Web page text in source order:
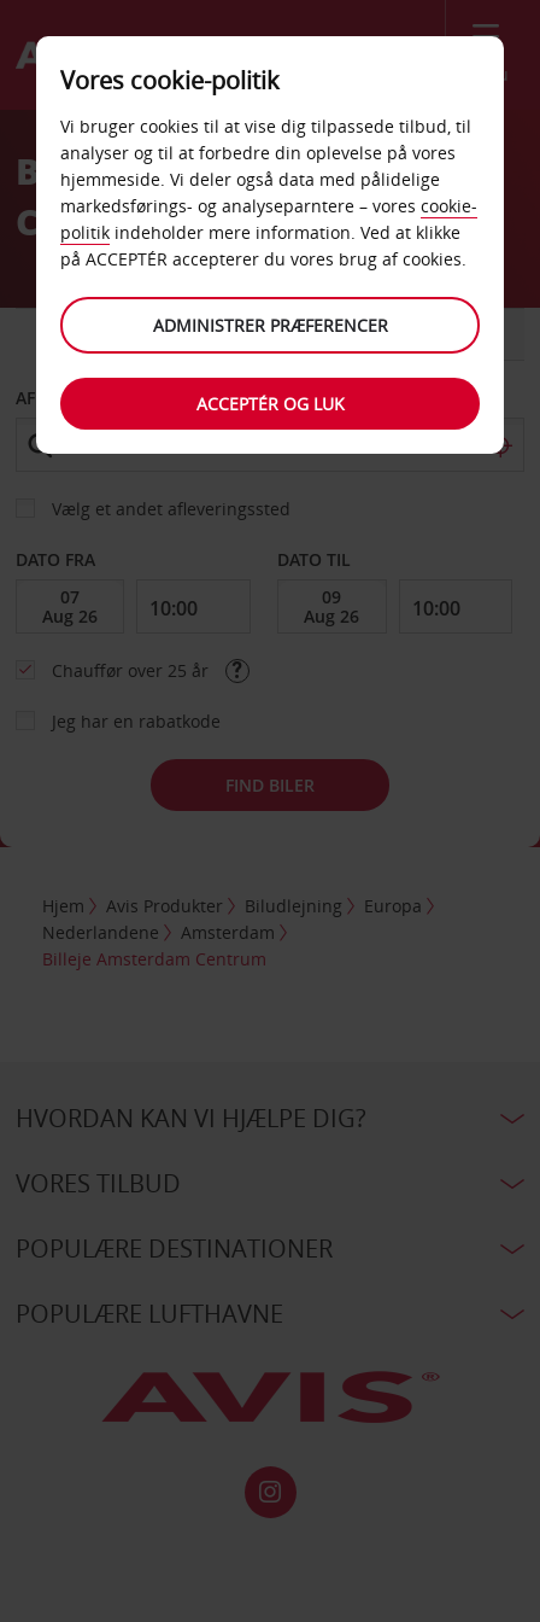
Menu
Welcome
AvisBilleje Amsterdam
Centrum
VAREVOGN
AFHENT FRA
Vælg et andet afleveringssted
DATO FRA DATO TIL
Chauffør over 25 år
Jeg har en rabatkode
FIND BILER
Hjem Avis Produkter Biludlejning
Europa
Nederlandene
Amsterdam
Billeje Amsterdam Centrum
HVORDAN KAN VI HJÆLPE DIG?
VORES TILBUD
POPULÆRE DESTINATIONER
POPULÆRE LUFTHAVNE
Vores cookie-politik
Vi bruger cookies til at vise dig tilpassede tilbud, til
analyser og til at forbedre din oplevelse på vores
hjemmeside. Vi deler også data med pålidelige
markedsførings- og analyseparntere – vores cookie-
politik indeholder mere information. Ved at klikke
på ACCEPTÉR accepterer du vores brug af cookies.
ADMINISTRER PRÆFERENCER
ACCEPTÉR OG LUK